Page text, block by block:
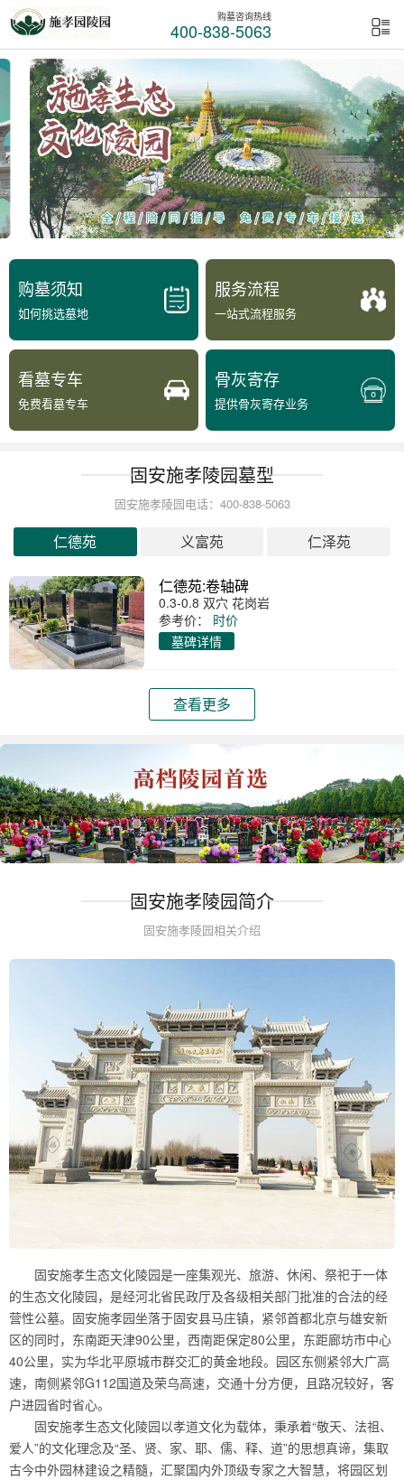
购墓咨询热线
400-838-5063
购墓须知
如何挑选墓地
服务流程
一站式流程服务
看墓专车
免费看墓专车
骨灰寄存
提供骨灰寄存业务
固安施孝陵园墓型
固安施孝陵园电话：400-838-5063
仁德苑 义富苑 仁泽苑
仁德苑:卷轴碑
0.3-0.8 双穴 花岗岩
参考价：
时价
墓碑详情
查看更多
固安施孝陵园简介
固安施孝陵园相关介绍
固安施孝生态文化陵园是一座集观光、旅游、休闲、祭祀于一体
的生态文化陵园，是经河北省民政厅及各级相关部门批准的合法的经
营性公墓。固安施孝园坐落于固安县马庄镇，紧邻首都北京与雄安新
区的同时，东南距天津90公里，西南距保定80公里，东距廊坊市中心
40公里，实为华北平原城市群交汇的黄金地段。园区东侧紧邻大广高
速，南侧紧邻G112国道及荣乌高速，交通十分方便，且路况较好，客
户进园省时省心。
固安施孝生态文化陵园以孝道文化为载体，秉承着“敬天、法祖、
爱人”的文化理念及“圣、贤、家、耶、儒、释、道”的思想真谛，集取
古今中外园林建设之精髓，汇聚国内外顶级专家之大智慧，将园区划